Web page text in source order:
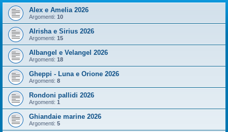
c
Alex e Amelia 2026
Argomenti: 10
Alrisha e Sirius 2026
Argomenti: 15
Albangel e Velangel 2026
Argomenti: 18
Gheppi - Luna e Orione 2026
Argomenti: 8
Rondoni pallidi 2026
Argomenti: 1
Ghiandaie marine 2026
Argomenti: 5